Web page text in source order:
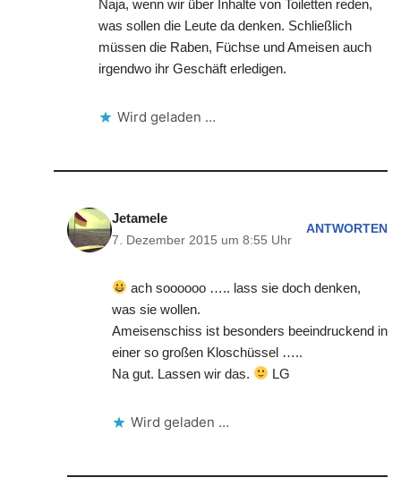
Naja, wenn wir über Inhalte von Toiletten reden,
was sollen die Leute da denken. Schließlich
müssen die Raben, Füchse und Ameisen auch
irgendwo ihr Geschäft erledigen.
Wird geladen …
Jetamele
7. Dezember 2015 um 8:55 Uhr
ANTWORTEN
ach soooooo ….. lass sie doch denken,
was sie wollen.
Ameisenschiss ist besonders beeindruckend in
einer so großen Kloschüssel …..
Na gut. Lassen wir das.
LG
Wird geladen …